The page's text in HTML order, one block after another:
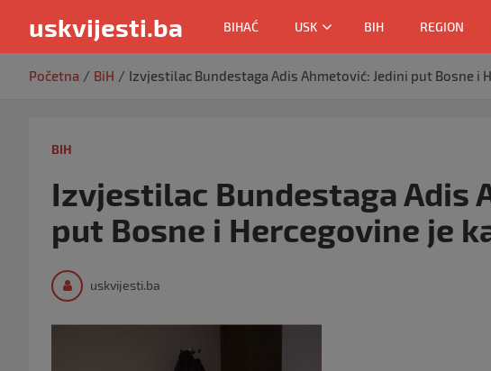
uskvijesti.ba BIHAĆ USK BIH REGION
Početna BiH Izvjestilac Bundestaga Adis Ahmetović: Jedini put Bosne i
BIH
Izvjestilac Bundestaga Adis
put Bosne i Hercegovine je
uskvijesti.ba